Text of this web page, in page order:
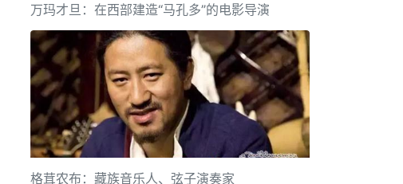
万玛才旦：在西部建造“马孔多”的电影导演
格茸农布：藏族音乐人、弦子演奏家